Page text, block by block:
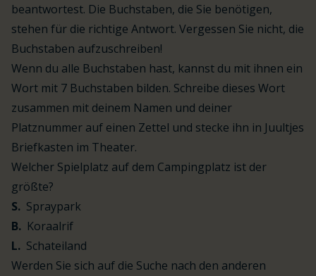
beantwortest. Die Buchstaben, die Sie benötigen,
stehen für die richtige Antwort. Vergessen Sie nicht, die
Buchstaben aufzuschreiben!
Wenn du alle Buchstaben hast, kannst du mit ihnen ein
Wort mit 7 Buchstaben bilden. Schreibe dieses Wort
zusammen mit deinem Namen und deiner
Platznummer auf einen Zettel und stecke ihn in Juultjes
Briefkasten im Theater.
Welcher Spielplatz auf dem Campingplatz ist der
größte?
S. Spraypark
B. Koraalrif
L. Schateiland
Werden Sie sich auf die Suche nach den anderen